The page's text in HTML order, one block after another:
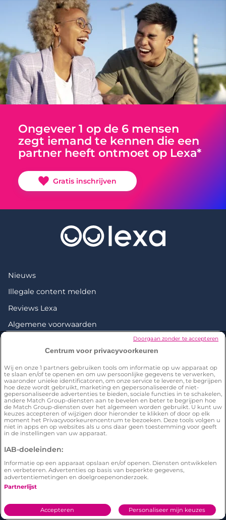
Ongeveer 1 op de 6 mensen
zegt iemand te kennen die een
partner heeft ontmoet op Lexa*
Gratis inschrijven
Nieuws
Illegale content melden
Reviews Lexa
Algemene voorwaarden
Love everywhere
Serieuze dating
Lesbisch daten: waar maak je het meeste kans
Man zoekt vrouw
Vrouw zoekt man
Gratis dating die leidt tot waardevolle ontmoetingen
Singles uit Rotterdam
Centrum voor privacyvoorkeuren
Wij en onze 1 partners gebruiken tools om informatie op uw apparaat op
te slaan en/of te openen en om uw persoonlijke gegevens te verwerken,
waaronder unieke identificatoren, om onze service te leveren, te begrijpen
hoe deze wordt gebruikt, marketing en gepersonaliseerde of niet-
gepersonaliseerde advertenties te bieden, sociale functies in te schakelen,
andere Match Group-diensten aan te bevelen en beter te begrijpen hoe
de Match Group-diensten over het algemeen worden gebruikt. U kunt uw
keuzes accepteren of wijzigen door hieronder te klikken of door op elk
moment het Privacyvoorkeurencentrum te bezoeken. Deze tools volgen u
niet in apps en op websites als u ons daar geen toestemming voor geeft
in de instellingen van uw apparaat.
IAB-doeleinden:
Informatie op een apparaat opslaan en/of openen. Diensten ontwikkelen
en verbeteren. Advertenties op basis van beperkte gegevens,
advertentiemetingen en doelgroepenonderzoek.
Partnerlijst
Personaliseer mijn keuzes
Accepteren
Doorgaan zonder te accepteren